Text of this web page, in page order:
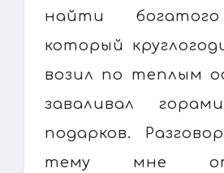
найти
который
возил по теплым
заваливал
подарков.
тему мне